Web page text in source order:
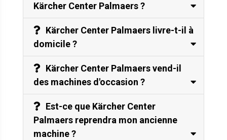
Kärcher Center Palmaers ?
Kärcher Center Palmaers livre-t-il à
domicile ?
Kärcher Center Palmaers vend-il
des machines d'occasion ?
Est-ce que Kärcher Center
Palmaers reprendra mon ancienne
machine ?